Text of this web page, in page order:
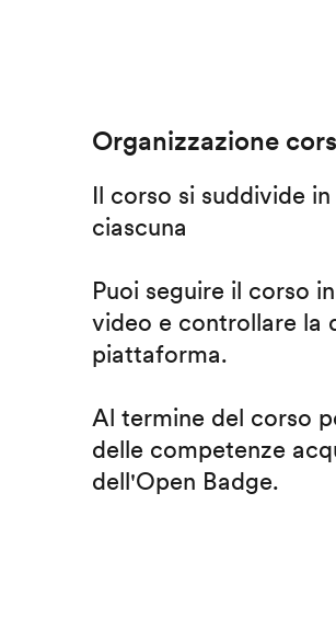
Organizzazione
Il corso si suddivide
ciascuna
Puoi seguire il corso
video e controllare la
piattaforma.
Al termine del corso
delle competenze
dell'Open Badge.